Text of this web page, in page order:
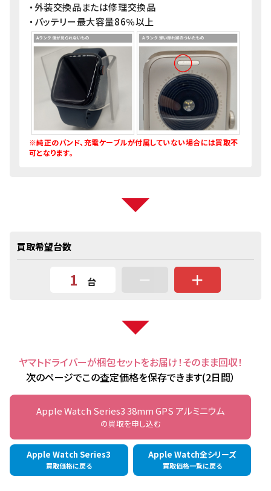
・外装交換品または修理交換品
・バッテリー最大容量86％以上
※純正のバンド、充電ケーブルが付属していない場合には買取不
可となります。
買取希望台数
台 － ＋
ヤマトドライバーが梱包セットをお届け！そのまま回収！
次のページでこの査定価格を保存できます(2日間）
Apple Watch Series3 38mm GPS アルミニウム
の買取を申し込む
Apple Watch Series3
買取価格に戻る
Apple Watch全シリーズ
買取価格一覧に戻る